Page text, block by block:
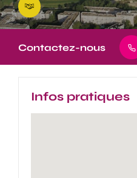
Contactez-nous
Infos pratiques